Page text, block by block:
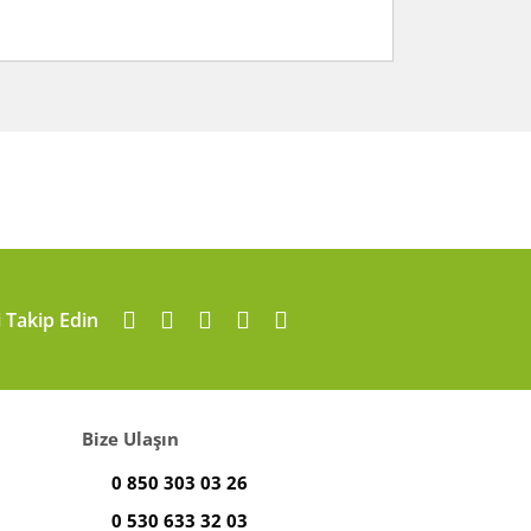
Takip Edin
Bize Ulaşın
0 850 303 03 26
0 530 633 32 03